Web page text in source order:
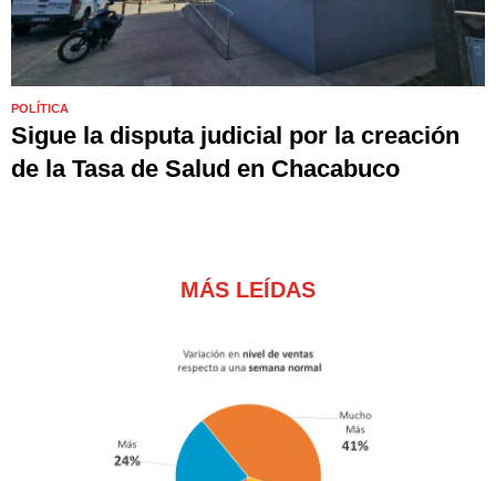
POLÍTICA
Sigue la disputa judicial por la creación
de la Tasa de Salud en Chacabuco
MÁS LEÍDAS